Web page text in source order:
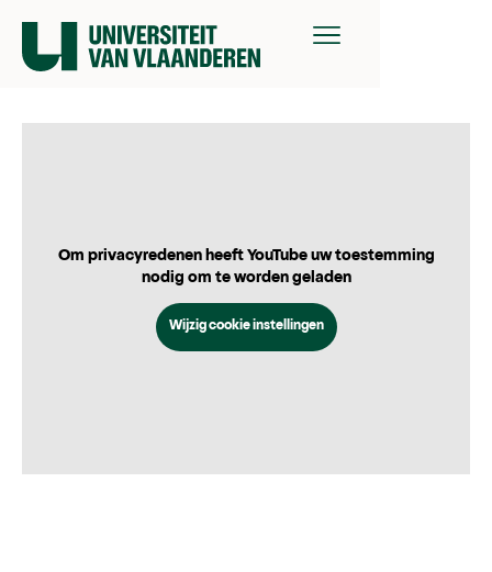
Om privacyredenen heeft YouTube uw toestemming
nodig om te worden geladen
Wijzig cookie instellingen